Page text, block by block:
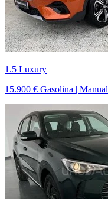
1.5 Luxury
15.900 € Gasolina | Manual